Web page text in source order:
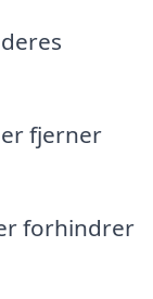
fjerner
forhindrer